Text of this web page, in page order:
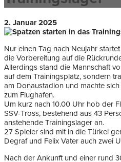
2. Januar 2025
Nur einen Tag nach Neujahr
die Vorbereitung auf die
Allerdings stand die Mannschaft
auf dem Trainingsplatz, sondern
am Donaustadion und machte
zum Flughafen.
Um kurz nach 10.00 Uhr hob der
SSV-Tross, bestehend aus 43
anstehende Trainingslager an.
27 Spieler sind mit in die Türkei
Degraf und Felix Vater auch zwei
Nach der Ankunft und einer rund